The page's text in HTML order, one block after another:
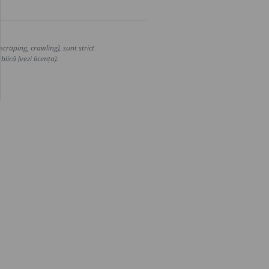
crawling), sunt strict
(vezi licența).